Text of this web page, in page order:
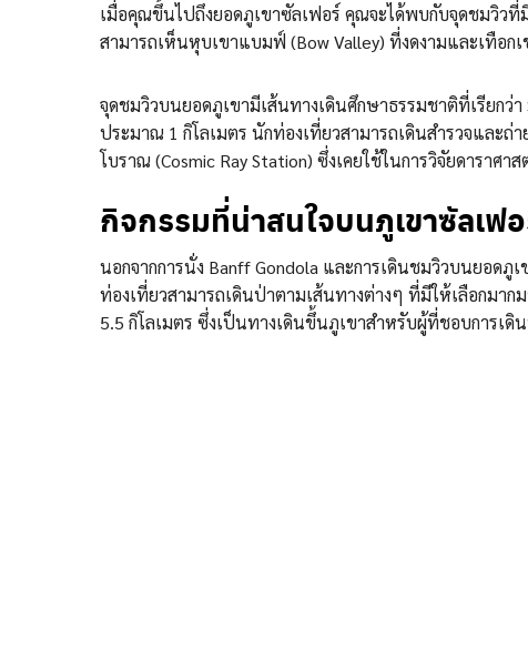
เมื่อคุณขึ้นไปถึงยอดภูเขาซัลเฟอร์ คุณจะได้พบกับจุดชมวิว
สามารถเห็นหุบเขาแบมฟ์ (Bow Valley) ที่งดงามและเทือก
จุดชมวิวบนยอดภูเขามีเส้นทางเดินศึกษาธรรมชาติที่เรียกว่
ประมาณ 1 กิโลเมตร นักท่องเที่ยวสามารถเดินสำรวจและถ่
โบราณ (Cosmic Ray Station) ซึ่งเคยใช้ในการวิจัยดาราศา
กิจกรรมที่น่าสนใจบนภูเขาซัลเฟ
นอกจากการนั่ง Banff Gondola และการเดินชมวิวบนยอด
ท่องเที่ยวสามารถเดินป่าตามเส้นทางต่างๆ ที่มีให้เลือกมา
5.5 กิโลเมตร ซึ่งเป็นทางเดินขึ้นภูเขาสำหรับผู้ที่ชอบการเดิ